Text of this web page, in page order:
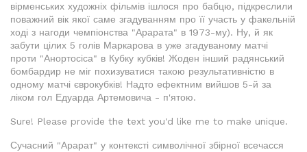
вірменських художніх фільмів ішлося про бабцю, підкреслили
поважний вік якої саме згадуванням про її участь у факельній
ході з нагоди чемпіонства "Арарата" в 1973-му). Ну, й як
забути цілих 5 голів Маркарова в уже згадуваному матчі
проти "Анортосіса" в Кубку кубків! Жоден інший радянський
бомбардир не міг похизуватися такою результативністю в
одному матчі єврокубків! Надто ефектним вийшов 5-й за
ліком гол Едуарда Артемовича - п'ятою.
Sure! Please provide the text you'd like me to make unique.
Сучасний "Арарат" у контексті символічної збірної всечасся